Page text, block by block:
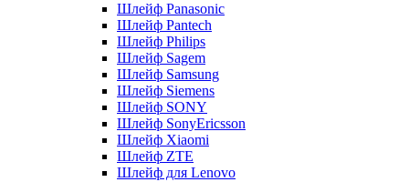
Шлейф Panasonic
Шлейф Pantech
Шлейф Philips
Шлейф Sagem
Шлейф Samsung
Шлейф Siemens
Шлейф SONY
Шлейф SonyEricsson
Шлейф Xiaomi
Шлейф ZTE
Шлейф для Lenovo